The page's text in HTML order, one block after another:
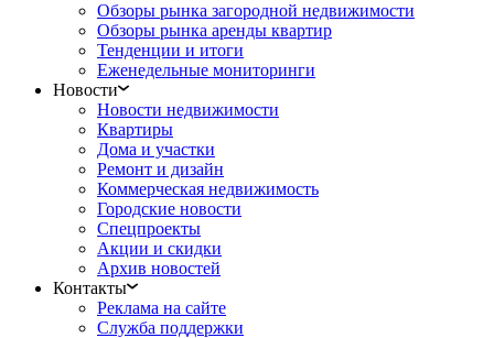
Обзоры рынка загородной недвижимости
Обзоры рынка аренды квартир
Тенденции и итоги
Еженедельные мониторинги
Новости
Новости недвижимости
Квартиры
Дома и участки
Ремонт и дизайн
Коммерческая недвижимость
Городские новости
Спецпроекты
Акции и скидки
Архив новостей
Контакты
Реклама на сайте
Служба поддержки